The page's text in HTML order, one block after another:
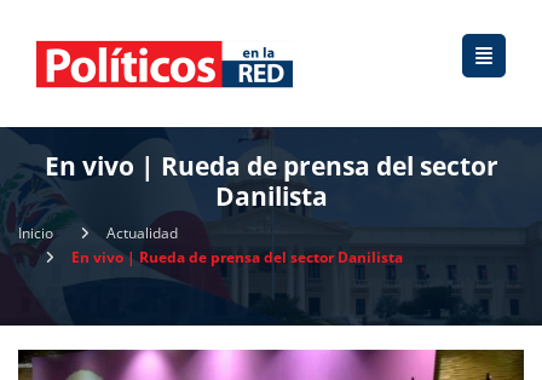
En vivo | Rueda de prensa del sector
Danilista
Inicio
Actualidad
En vivo | Rueda de prensa del sector Danilista